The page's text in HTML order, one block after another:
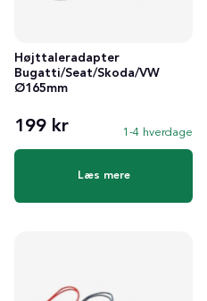
Højttaleradapter
Bugatti/Seat/Skoda/VW
Ø165mm
199 kr 1-4 hverdage
Læs mere